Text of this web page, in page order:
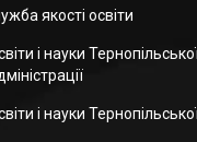
якості освіти
і науки
і науки